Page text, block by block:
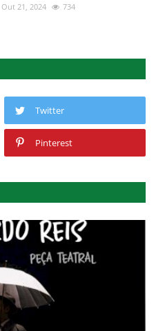
Out 21, 2024 734
Twitter
Pinterest